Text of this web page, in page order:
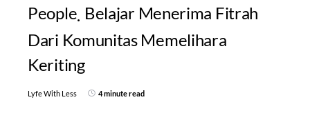
People Belajar Menerima Fitrah
Dari Komunitas Memelihara
Keriting
Lyfe With Less 4 minute read